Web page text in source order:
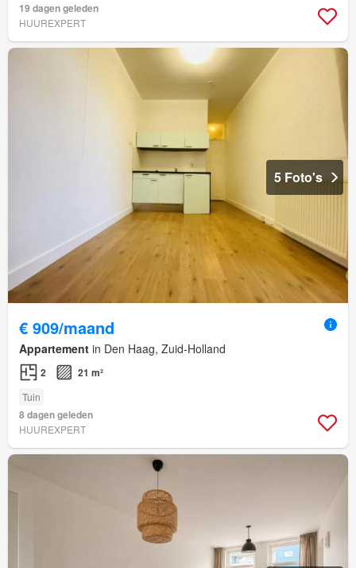
19 dagen geleden
HUUREXPERT
5 Foto's
€ 909/maand
Appartement in Den Haag, Zuid-Holland
2 21 m²
Tuin
8 dagen geleden
HUUREXPERT